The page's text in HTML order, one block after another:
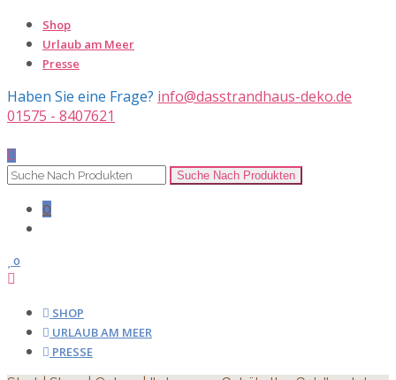
Shop
Urlaub am Meer
Presse
Haben Sie eine Frage? info@dasstrandhaus-deko.de
01575 - 8407621
0
0
SHOP
URLAUB AM MEER
PRESSE